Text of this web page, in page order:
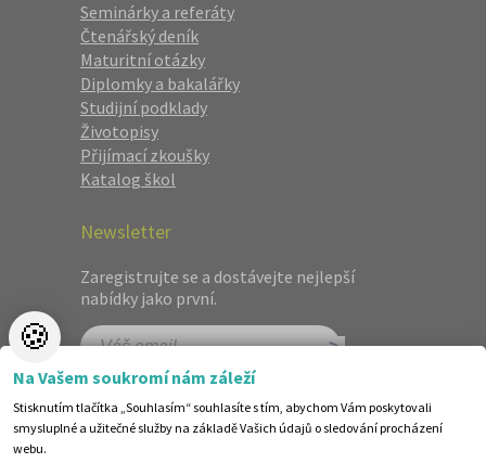
Seminárky a referáty
Čtenářský deník
Maturitní otázky
Diplomky a bakalářky
Studijní podklady
Životopisy
Přijímací zkoušky
Katalog škol
Newsletter
Zaregistrujte se a dostávejte nejlepší
nabídky jako první.
🍪
Na Vašem soukromí nám záleží
Stisknutím tlačítka „Souhlasím“ souhlasíte s tím, abychom Vám poskytovali
smysluplné a užitečné služby na základě Vašich údajů o sledování procházení
webu.